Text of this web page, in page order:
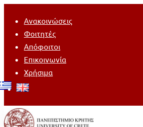
Ανακοινώσεις
Φοιτητές
Απόφοιτοι
Επικοινωνία
Χρήσιμα